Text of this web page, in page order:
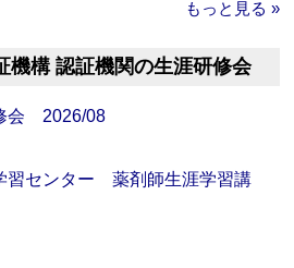
もっと見る »
機構 認証機関の生涯研修会
会 2026/08
習センター 薬剤師生涯学習講